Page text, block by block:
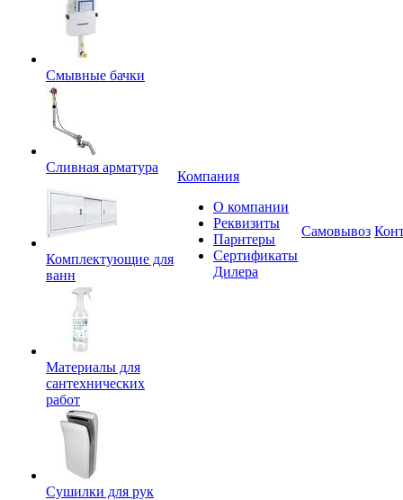
Смывные бачки
Сливная арматура
Комплектующие для
ванн
Материалы для
сантехнических
работ
Сушилки для рук
Компания
О компании
Реквизиты
Парнтеры
Сертификаты
Дилера
Самовывоз